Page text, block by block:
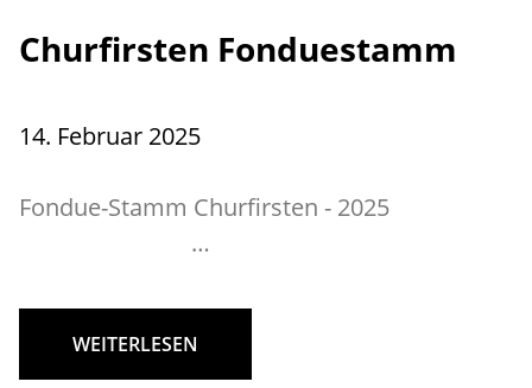
Churfirsten Fonduestamm
14. Februar 2025
Fondue-Stamm Churfirsten - 2025
…
WEITERLESEN